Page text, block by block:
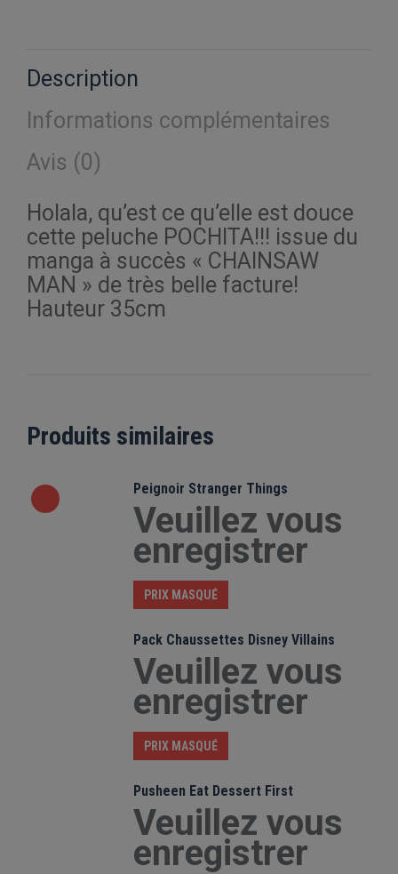
Description
Informations complémentaires
Avis (0)
Holala, qu’est ce qu’elle est douce
cette peluche POCHITA!!! issue du
manga à succès « CHAINSAW
MAN » de très belle facture!
Hauteur 35cm
Produits similaires
Peignoir Stranger Things
Veuillez vous
enregistrer
PRIX MASQUÉ
Pack Chaussettes Disney Villains
Veuillez vous
enregistrer
PRIX MASQUÉ
Pusheen Eat Dessert First
Veuillez vous
enregistrer